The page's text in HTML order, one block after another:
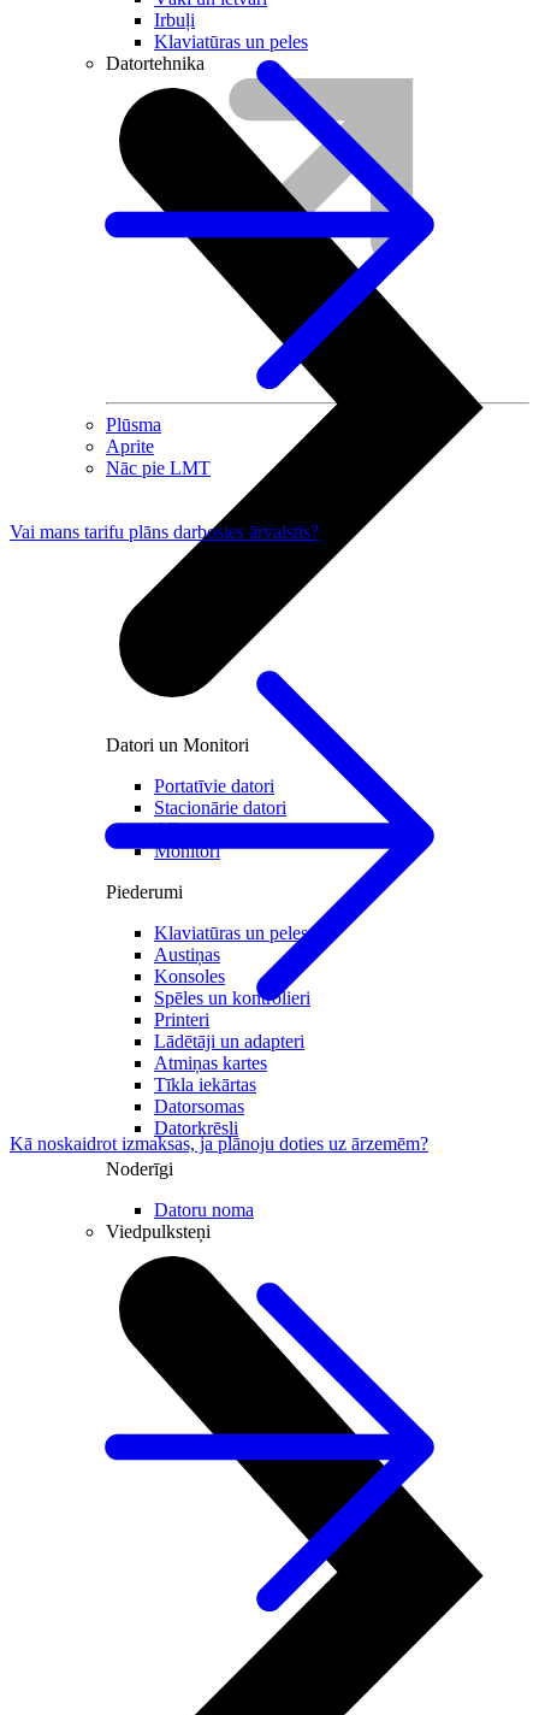
Plūsma
Aprite
Nāc pie LMT
Irbuļi
Klaviatūras un peles
Datortehnika
Datori un Monitori
Portatīvie datori
Stacionārie datori
All in one
Monitori
Piederumi
Klaviatūras un peles
Austiņas
Konsoles
Spēles un kontrolieri
Printeri
Lādētāji un adapteri
Atmiņas kartes
Tīkla iekārtas
Datorsomas
Datorkrēsli
Noderīgi
Datoru noma
Viedpulksteņi
Vai mans tarifu plāns darbosies ārvalstīs?
Kā noskaidrot izmaksas, ja plānoju doties uz ārzemēm?